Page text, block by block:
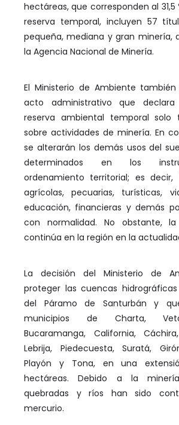
hectáreas, que corresponden al 31,5
reserva temporal, incluyen 57
pequeña, mediana y gran minería,
la Agencia Nacional de Minería.
El Ministerio de Ambiente
acto administrativo que
reserva ambiental temporal solo
sobre actividades de minería. En
se alterarán los demás usos del
determinados en los
ordenamiento territorial; es decir,
agrícolas, pecuarias, turísticas,
educación, financieras y demás
con normalidad. No obstante,
continúa en la región en la
La decisión del Ministerio de
proteger las cuencas
del Páramo de Santurbán y
municipios de Charta,
Bucaramanga, California,
Lebrija, Piedecuesta, Suratá,
Playón y Tona, en una
hectáreas. Debido a la
quebradas y ríos han sido
mercurio.